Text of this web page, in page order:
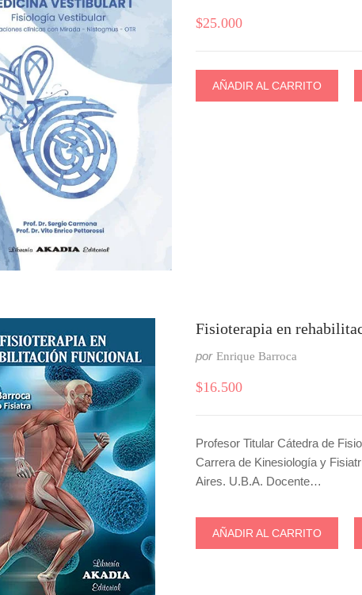
$25.000
AÑADIR AL CARRITO
Fisioterapia en
por Enrique Barroca
$16.500
Profesor Titular Cátedra de
Carrera de Kinesiología y
Aires. U.B.A. Docente…
AÑADIR AL CARRITO